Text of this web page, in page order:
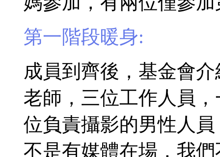
第一階段暖身:
成員到齊後，基金會
老師，三位工作人員
位負責攝影的男性人
不是有媒體在場，我